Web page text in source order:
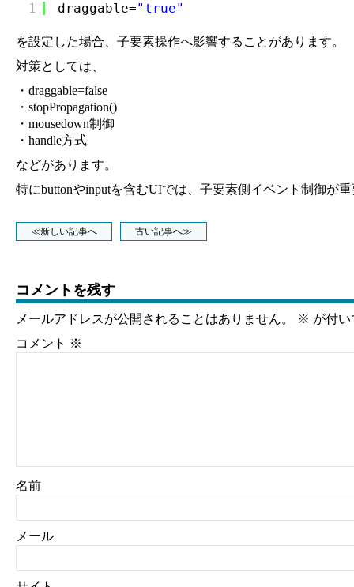
1 draggable="true"
を設定した場合、子要素操作へ影響することがあります。
対策としては、
・draggable=false
・stopPropagation()
・mousedown制御
・handle方式
などがあります。
特にbuttonやinputを含むUIでは、子要素側イベント制御が重
≪新しい記事へ 古い記事へ≫
コメントを残す
メールアドレスが公開されることはありません。 ※ が付
コメント ※
名前
メール